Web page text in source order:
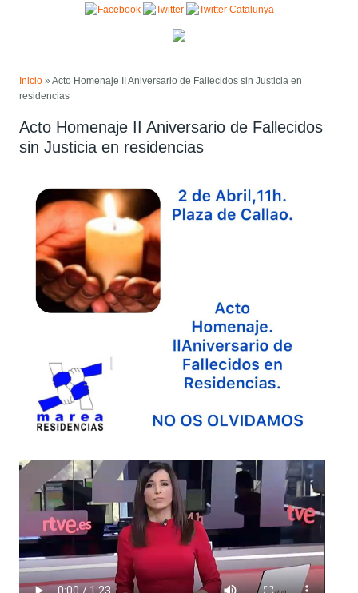
Pasar al contenido principal
Inicio » Acto Homenaje II Aniversario de Fallecidos sin Justicia en
residencias
Acto Homenaje II Aniversario de Fallecidos
sin Justicia en residencias